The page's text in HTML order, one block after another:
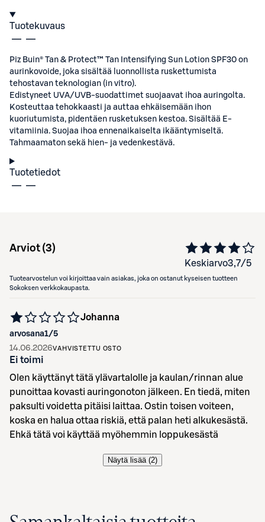
Tuotekuvaus
Piz Buin® Tan & Protect™ Tan Intensifying Sun Lotion SPF30 on
aurinkovoide, joka sisältää luonnollista ruskettumista
tehostavan teknologian (in vitro).
Edistyneet UVA/UVB-suodattimet suojaavat ihoa auringolta.
Kosteuttaa tehokkaasti ja auttaa ehkäisemään ihon
kuoriutumista, pidentäen rusketuksen kestoa. Sisältää E-
vitamiinia. Suojaa ihoa ennenaikaiselta ikääntymiseltä.
Tahmaamaton sekä hien- ja vedenkestävä.
Tuotetiedot
Arviot (3)
Keskiarvo3,7/5
Tuotearvostelun voi kirjoittaa vain asiakas, joka on ostanut kyseisen tuotteen
Sokoksen verkkokaupasta.
arvosana1/5
Johanna
14.06.2026VAHVISTETTU OSTO
Ei toimi
Olen käyttänyt tätä ylävartalolle ja kaulan/rinnan alue
punoittaa kovasti auringonoton jälkeen. En tiedä, miten
paksulti voidetta pitäisi laittaa. Ostin toisen voiteen,
koska en halua ottaa riskiä, että palan heti alkukesästä.
Ehkä tätä voi käyttää myöhemmin loppukesästä
Näytä lisää (2)